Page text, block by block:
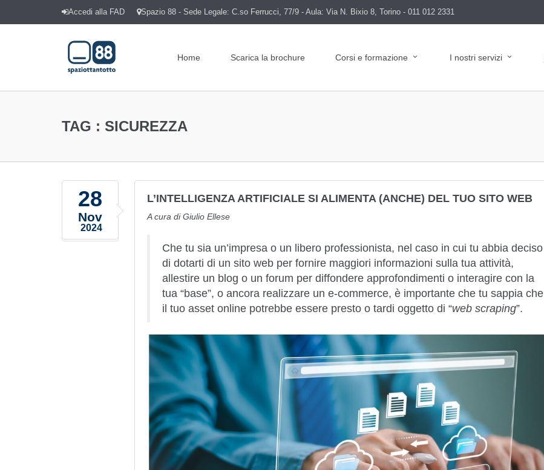
Accedi alla FAD Spazio 88 - Sede Legale: C.so Ferrucci, 77/9 - Aula: Via N. Bixio 8, Torino - 011 012 2331
Home Scarica la brochure Corsi e formazione I nostri servizi
TAG : SICUREZZA
28
Nov
2024
L’INTELLIGENZA ARTIFICIALE SI ALIMENTA (ANCHE) DEL TUO SITO WEB
A cura di Giulio Ellese
Che tu sia un’impresa o un libero professionista, nel caso in cui tu abbia deciso
di dotarti di un sito web per fornire maggiori informazioni sulla tua attività,
allestire un blog o un forum per diffondere approfondimenti o interagire con la
tua “base”, o ancora realizzare un e-commerce, è importante che tu sappia che
il tuo asset online potrebbe essere presto o tardi oggetto di “web scraping”.